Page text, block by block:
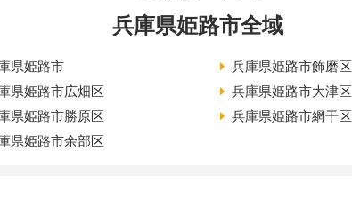
兵庫県姫路市全域
県姫路市
県姫路市広畑区
県姫路市勝原区
県姫路市余部区
兵庫県姫路市飾磨区
兵庫県姫路市大津区
兵庫県姫路市網干区